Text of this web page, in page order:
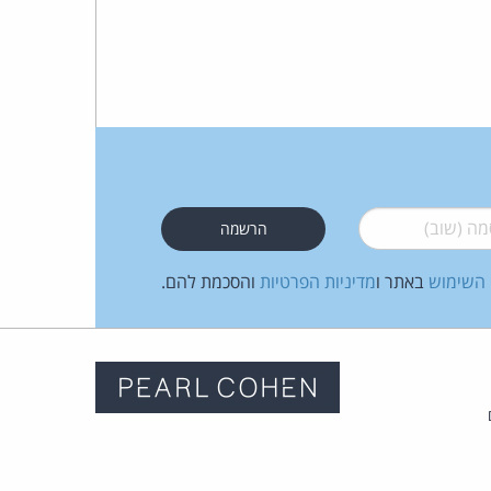
(שוב)*
השימוש באתר ומדיניות הפרטיות והסכמת להם.